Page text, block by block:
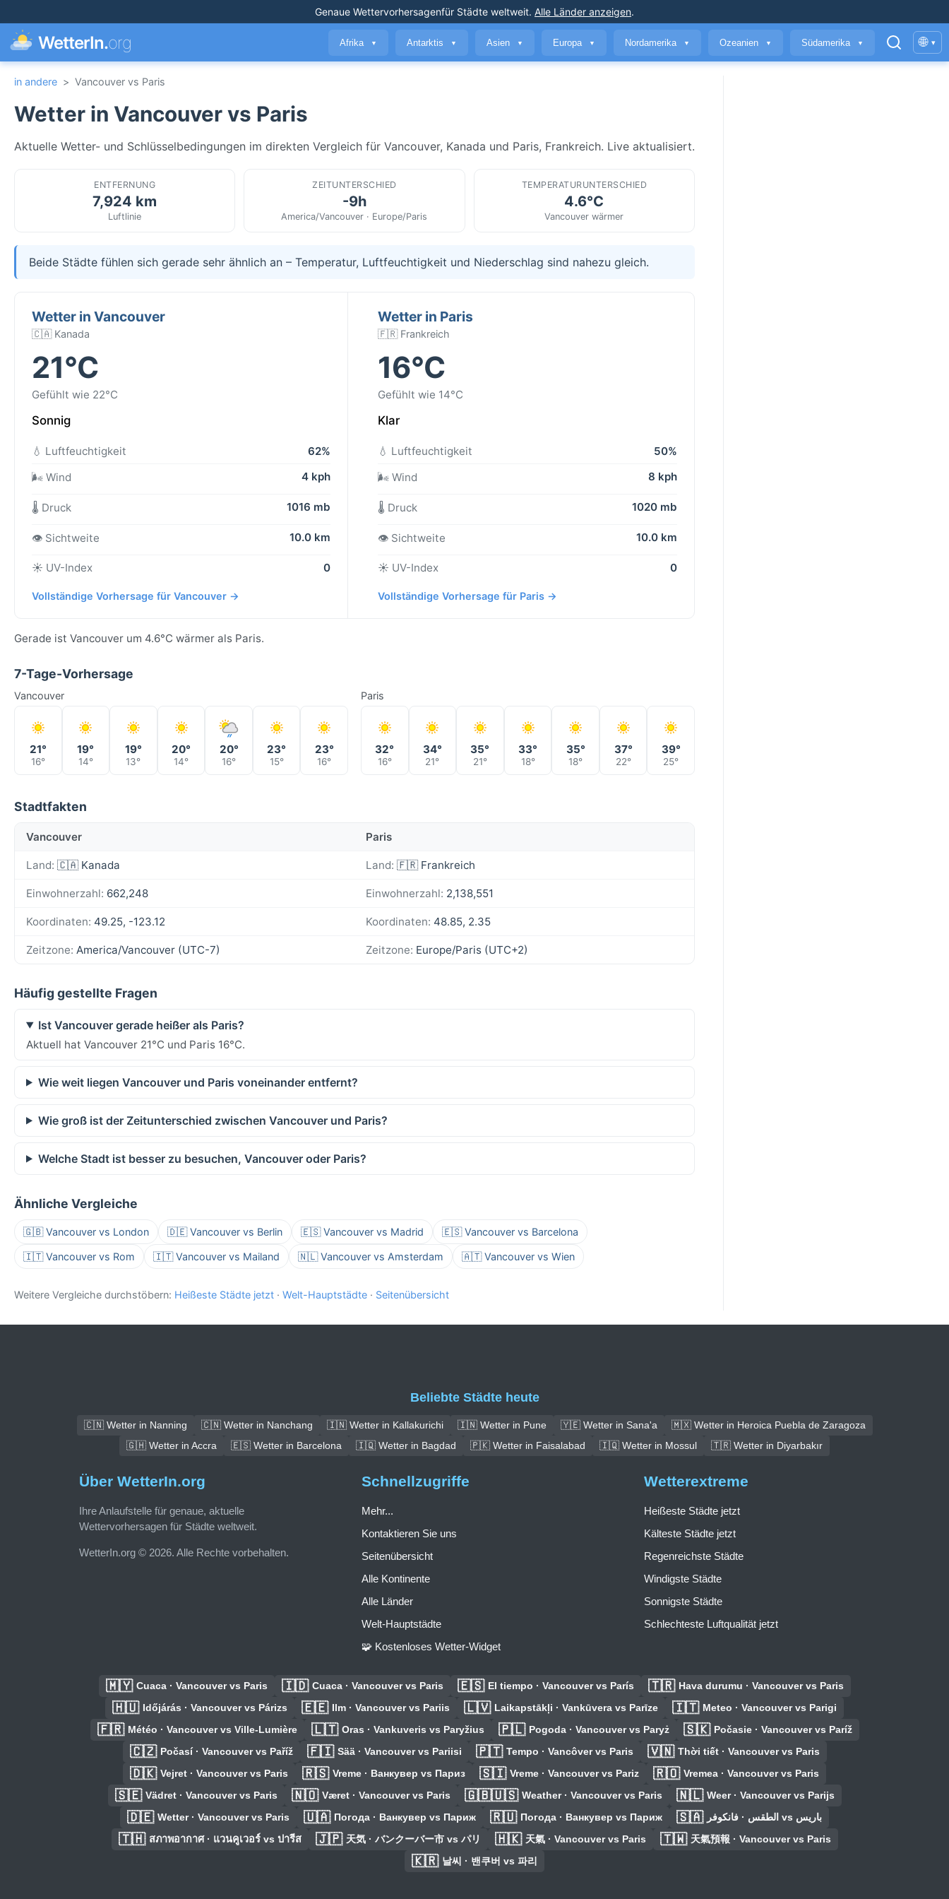
Genaue Wettervorhersagenfür Städte weltweit. Alle Länder anzeigen.
WetterIn.org Afrika ▼ Antarktis ▼ Asien ▼ Europa ▼ Nordamerika ▼ Ozeanien ▼ Südamerika ▼ 🌐 ▾
in andere > Vancouver vs Paris
Wetter in Vancouver vs Paris
Aktuelle Wetter- und Schlüsselbedingungen im direkten Vergleich für Vancouver, Kanada und Paris, Frankreich. Live aktualisiert.
ENTFERNUNG
7,924 km
Luftlinie
ZEITUNTERSCHIED
-9h
America/Vancouver · Europe/Paris
TEMPERATURUNTERSCHIED
4.6°C
Vancouver wärmer
Beide Städte fühlen sich gerade sehr ähnlich an – Temperatur, Luftfeuchtigkeit und Niederschlag sind nahezu gleich.
Wetter in Vancouver
🇨🇦 Kanada
21°C
Gefühlt wie 22°C
Sonnig
💧 Luftfeuchtigkeit
62%
🌬️ Wind
4 kph
🌡️ Druck 1016 mb
👁️ Sichtweite 10.0 km
☀️ UV-Index 0
Vollständige Vorhersage für Vancouver →
Wetter in Paris
🇫🇷 Frankreich
16°C
Gefühlt wie 14°C
Klar
💧 Luftfeuchtigkeit
50%
🌬️ Wind
8 kph
🌡️ Druck 1020 mb
👁️ Sichtweite 10.0 km
☀️ UV-Index 0
Vollständige Vorhersage für Paris →
Gerade ist Vancouver um 4.6°C wärmer als Paris.
7-Tage-Vorhersage
Vancouver
21°
16°
19°
14°
19°
13°
20°
14°
20°
16°
23°
15°
23°
16°
Paris
32°
16°
34°
21°
35°
21°
33°
18°
35°
18°
37°
22°
39°
25°
Stadtfakten
Vancouver Paris
Land: 🇨🇦 Kanada Land: 🇫🇷 Frankreich
Einwohnerzahl: 662,248 Einwohnerzahl: 2,138,551
Koordinaten: 49.25, -123.12 Koordinaten: 48.85, 2.35
Zeitzone: America/Vancouver (UTC-7) Zeitzone: Europe/Paris (UTC+2)
Häufig gestellte Fragen
Ist Vancouver gerade heißer als Paris?
Aktuell hat Vancouver 21°C und Paris 16°C.
Wie weit liegen Vancouver und Paris voneinander entfernt?
Wie groß ist der Zeitunterschied zwischen Vancouver und Paris?
Welche Stadt ist besser zu besuchen, Vancouver oder Paris?
Ähnliche Vergleiche
🇬🇧 Vancouver vs London 🇩🇪 Vancouver vs Berlin 🇪🇸 Vancouver vs Madrid 🇪🇸 Vancouver vs Barcelona
🇮🇹 Vancouver vs Rom 🇮🇹 Vancouver vs Mailand 🇳🇱 Vancouver vs Amsterdam 🇦🇹 Vancouver vs Wien
Weitere Vergleiche durchstöbern: Heißeste Städte jetzt · Welt-Hauptstädte · Seitenübersicht
Beliebte Städte heute
🇨🇳 Wetter in Nanning 🇨🇳 Wetter in Nanchang 🇮🇳 Wetter in Kallakurichi 🇮🇳 Wetter in Pune 🇾🇪 Wetter in Sana'a
🇲🇽 Wetter in Heroica Puebla de Zaragoza
🇬🇭 Wetter in Accra
🇪🇸 Wetter in Barcelona 🇮🇶 Wetter in Bagdad 🇵🇰 Wetter in Faisalabad 🇮🇶 Wetter in Mossul 🇹🇷 Wetter in Diyarbakır
Über WetterIn.org
Ihre Anlaufstelle für genaue, aktuelle
Wettervorhersagen für Städte weltweit.
WetterIn.org © 2026. Alle Rechte vorbehalten.
Schnellzugriffe
Mehr...
Kontaktieren Sie uns
Seitenübersicht
Alle Kontinente
Alle Länder
Welt-Hauptstädte
🧩 Kostenloses Wetter-Widget
Wetterextreme
Heißeste Städte jetzt
Kälteste Städte jetzt
Regenreichste Städte
Windigste Städte
Sonnigste Städte
Schlechteste Luftqualität jetzt
🇲🇾 Cuaca · Vancouver vs Paris 🇮🇩 Cuaca · Vancouver vs Paris 🇪🇸 El tiempo · Vancouver vs París 🇹🇷 Hava durumu · Vancouver vs Paris
🇭🇺 Időjárás · Vancouver vs Párizs 🇪🇪 Ilm · Vancouver vs Pariis 🇱🇻 Laikapstākļi · Vankūvera vs Parīze 🇮🇹 Meteo · Vancouver vs Parigi
🇫🇷 Météo · Vancouver vs Ville-Lumière 🇱🇹 Oras · Vankuveris vs Paryžius 🇵🇱 Pogoda · Vancouver vs Paryż 🇸🇰 Počasie · Vancouver vs Paríž
🇨🇿 Počasí · Vancouver vs Paříž 🇫🇮 Sää · Vancouver vs Pariisi 🇵🇹 Tempo · Vancôver vs Paris 🇻🇳 Thời tiết · Vancouver vs Paris
🇩🇰 Vejret · Vancouver vs Paris 🇷🇸 Vreme · Ванкувер vs Париз 🇸🇮 Vreme · Vancouver vs Pariz 🇷🇴 Vremea · Vancouver vs Paris
🇸🇪 Vädret · Vancouver vs Paris 🇳🇴 Været · Vancouver vs Paris 🇬🇧🇺🇸 Weather · Vancouver vs Paris 🇳🇱 Weer · Vancouver vs Parijs
🇩🇪 Wetter · Vancouver vs Paris 🇺🇦 Погода · Ванкувер vs Париж 🇷🇺 Погода · Ванкувер vs Париж 🇸🇦 الطقس · فانكوفر vs باريس
🇹🇭 สภาพอากาศ · แวนคูเวอร์ vs ปารีส 🇯🇵 天気 · バンクーバー市 vs パリ 🇭🇰 天氣 · Vancouver vs Paris 🇹🇼 天氣預報 · Vancouver vs Paris
🇰🇷 날씨 · 밴쿠버 vs 파리